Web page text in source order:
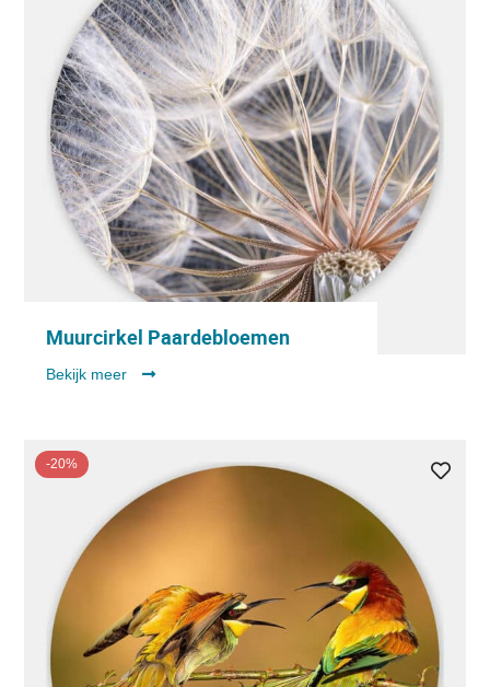
Muurcirkel Paardebloemen
Bekijk meer
-20%